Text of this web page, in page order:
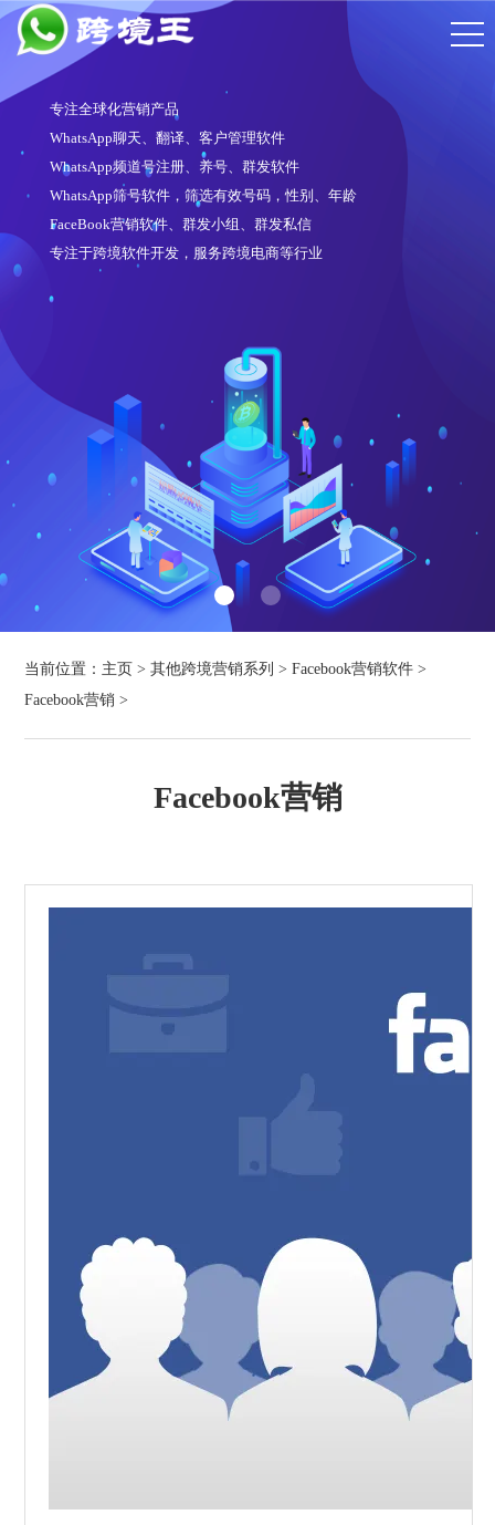
专注全球化营销产品
WhatsApp聊天、翻译、客户管理软件
WhatsApp频道号注册、养号、群发软件
WhatsApp筛号软件，筛选有效号码，性别、年龄
FaceBook营销软件、群发小组、群发私信
专注于跨境软件开发，服务跨境电商等行业
当前位置： 主页 >其他跨境营销系列 >Facebook营销软件 >
Facebook营销 >
Facebook营销